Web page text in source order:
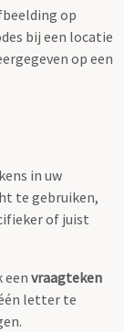
op
bij een locatie
op een
in uw
te gebruiken,
of juist
eenvraagteken
letter te